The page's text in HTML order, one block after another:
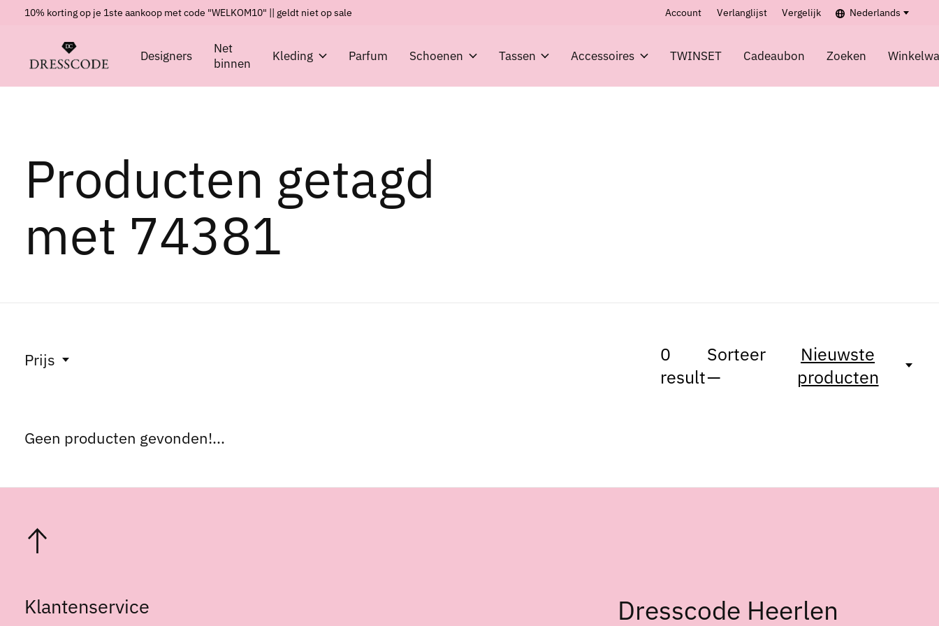
10% korting op je 1ste aankoop met code "WELKOM10" || geldt niet op sale Account Verlanglijst Vergelijk Nederlands
Designers
Net
binnen
Kleding Parfum Schoenen Tassen Accessoires TWINSET Cadeaubon Zoeken
Producten getagd
met 74381
Prijs
0
result
Sorteer
—
Nieuwste
producten
Geen producten gevonden!...
Klantenservice Dresscode Heerlen